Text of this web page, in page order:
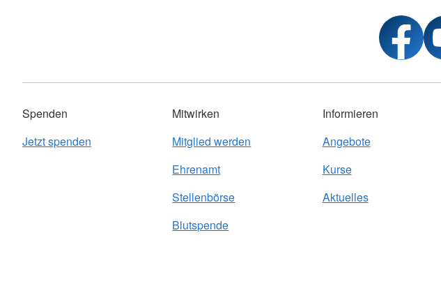
Spenden
Jetzt spenden
Mitwirken
Mitglied werden
Ehrenamt
Stellenbörse
Blutspende
Informieren
Angebote
Kurse
Aktuelles